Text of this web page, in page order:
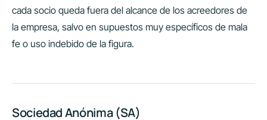
cada socio queda fuera del alcance de los acreedores de
la empresa, salvo en supuestos muy específicos de mala
fe o uso indebido de la figura.
Sociedad Anónima (SA)